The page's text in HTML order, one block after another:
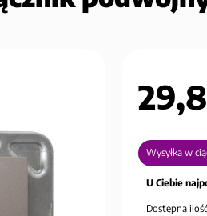
Wysyłka w
U Ciebie
Dostępna